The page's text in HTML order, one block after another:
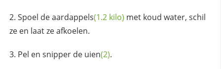
Spoel deaardappels(1.2 kilo) met koud water, schil
ze en laat ze afkoelen.
Pel en snipper de uien(2).